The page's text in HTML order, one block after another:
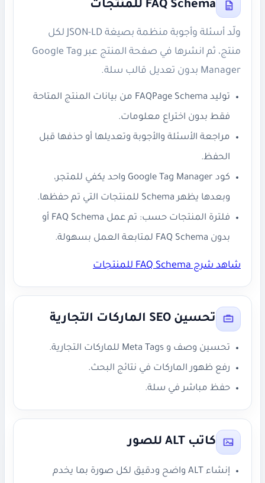
FAQ Schema للمنتجات
ولّد أسئلة وأجوبة منظمة بصيغة JSON-LD لكل
منتج، ثم انشرها في صفحة المنتج عبر Google Tag
Manager بدون تعديل قالب سلة.
توليد FAQPage Schema من بيانات المنتج المتاحة
فقط بدون اختراع معلومات.
مراجعة الأسئلة والأجوبة وتعديلها أو حذفها قبل
الحفظ.
كود Google Tag Manager واحد يكفي للمتجر،
وبعدها يظهر Schema للمنتجات التي تم حفظها.
فلترة المنتجات حسب: تم عمل FAQ Schema أو
بدون FAQ Schema لمتابعة العمل بسهولة.
شاهد شرح FAQ Schema للمنتجات
تحسين SEO الماركات التجارية
تحسين وصف و Meta Tags للماركات التجارية.
رفع ظهور الماركات في نتائج البحث.
حفظ مباشر في سلة.
كاتب ALT للصور
إنشاء ALT واضح ودقيق لكل صورة بما يخدم